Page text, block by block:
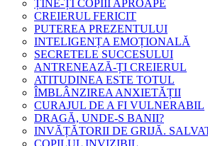
ȚINE-ȚI COPIII APROAPE
CREIERUL FERICIT
PUTEREA PREZENTULUI
INTELIGENȚA EMOȚIONALĂ
SECRETELE SUCCESULUI
ANTRENEAZĂ-ȚI CREIERUL
ATITUDINEA ESTE TOTUL
ÎMBLÂNZIREA ANXIETĂȚII
CURAJUL DE A FI VULNERABIL
DRAGĂ, UNDE-S BANII?
INVĂȚĂTORII DE GRIJĂ.